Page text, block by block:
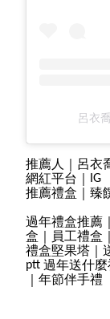
呂衣
推薦人｜ 呂衣
網紅平台｜ IG
推薦禮盒｜臻
過年禮盒推薦
盒｜員工禮盒
禮盒堅果塔｜
ptt 過年送什
｜年節伴手禮